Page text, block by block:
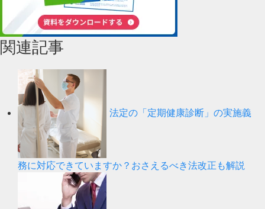
関連記事
法定の「定期健康診断」の実施義
務に対応できていますか？おさえるべき法改正も解説